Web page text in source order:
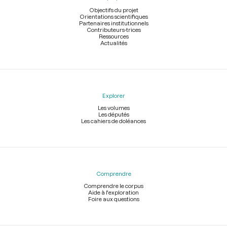
Objectifs du projet
Orientations scientifiques
Partenaires institutionnels
Contributeurs-trices
Ressources
Actualités
Explorer
Les volumes
Les députés
Les cahiers de doléances
Comprendre
Comprendre le corpus
Aide à l'exploration
Foire aux questions